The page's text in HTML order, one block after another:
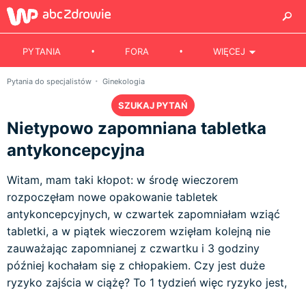
PYTANIA FORA WIĘCEJ
Pytania do specjalistów Ginekologia
SZUKAJ PYTAŃ
Nietypowo zapomniana tabletka
antykoncepcyjna
Witam, mam taki kłopot: w środę wieczorem
rozpoczęłam nowe opakowanie tabletek
antykoncepcyjnych, w czwartek zapomniałam wziąć
tabletki, a w piątek wieczorem wzięłam kolejną nie
zauważając zapomnianej z czwartku i 3 godziny
później kochałam się z chłopakiem. Czy jest duże
ryzyko zajścia w ciążę? To 1 tydzień więc ryzyko jest,